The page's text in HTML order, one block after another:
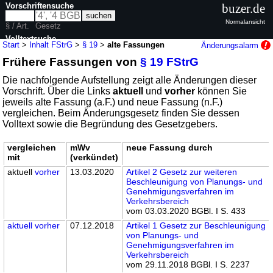
Start > Inhalt FStrG > § 19 >alte Fassungen Änderungsalarm
Frühere Fassungen von§ 19 FStrG
Die nachfolgende Aufstellung zeigt alle Änderungen dieser
Vorschrift. Über die Linksaktuell undvorher können Sie
jeweils alte Fassung (a.F.) und neue Fassung (n.F.)
vergleichen. Beim Änderungsgesetz finden Sie dessen
Volltext sowie die Begründung des Gesetzgebers.
vergleichen
mit
mWv
(verkündet)
neue Fassung durch
aktuellvorher 13.03.2020
Artikel 2 Gesetz zur weiteren
Beschleunigung von Planungs- und
Genehmigungsverfahren im
Verkehrsbereich
vom 03.03.2020 BGBl. I S. 433
aktuell vorher 07.12.2018
Artikel 1 Gesetz zur Beschleunigung
von Planungs- und
Genehmigungsverfahren im
Verkehrsbereich
vom 29.11.2018 BGBl. I S. 2237
Vorschriftensuche
§ / Art.
Gesetz
Volltextsuche
nur in FStrG
buzer.de
Normalansicht